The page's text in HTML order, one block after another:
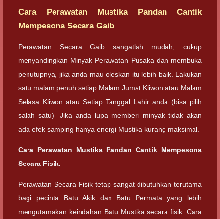
Cara Perawatan Mustika Pandan Cantik
Mempesona Secara Gaib
Perawatan Secara Gaib sangatlah mudah, cukup
menyandingkan Minyak Perawatan Pusaka dan membuka
penutupnya, jika anda mau oleskan itu lebih baik. Lakukan
satu malam penuh setiap Malam Jumat Kliwon atau Malam
Selasa Kliwon atau Setiap Tanggal Lahir anda (bisa pilih
salah satu). Jika anda lupa memberi minyak tidak akan
ada efek samping hanya energi Mustika kurang maksimal.
Cara Perawatan Mustika Pandan Cantik Mempesona
Secara Fisik.
Perawatan Secara Fisik tetap sangat dibutuhkan terutama
bagi pecinta Batu Akik dan Batu Permata yang lebih
mengutamakan keindahan Batu Mustika secara fisik. Cara